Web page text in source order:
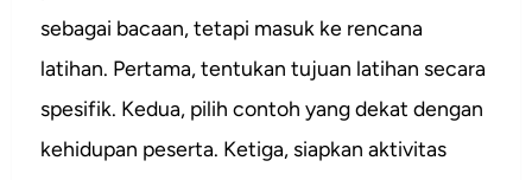
sebagai bacaan, tetapi masuk ke rencana
latihan. Pertama, tentukan tujuan latihan secara
spesifik. Kedua, pilih contoh yang dekat dengan
kehidupan peserta. Ketiga, siapkan aktivitas